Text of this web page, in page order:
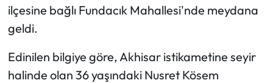
ilçesine bağlı Fundacık Mahallesi'nde meydana
geldi.
Edinilen bilgiye göre, Akhisar istikametine seyir
halinde olan 36 yaşındaki Nusret Kösem